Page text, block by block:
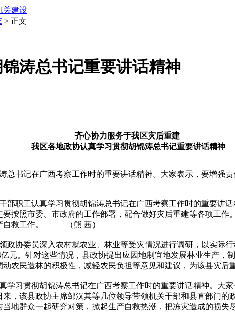
关建设
> 正文
涛总书记重要讲话精神
齐心协力服务于我区灾后重建
我区各地政协认真学习贯彻胡锦涛总书记重要讲话精神
书记在广西考察工作时的重要讲话精神。大家表示，要增强
职工认真学习贯彻胡锦涛总书记在广西考察工作时的重要讲
按照市委、市政府的工作部署，配合做好灾后重建等各项工
产自救工作。 （熊 茜）
协委员深入农村就农业、林业等受灾情况进行调研，以实际
元。针对这些情况，县政协提出应因地制宜地发展林业生产，
动农民造林的积极性，减轻农民负担等意见和建议，为该县
习贯彻胡锦涛总书记在广西考察工作时的重要讲话精神。大
，该县政协主席邹汉其等几位领导带领机关干部和县直部门
地群众一起研究对策，掀起生产自救热潮，把冻灾造成的损